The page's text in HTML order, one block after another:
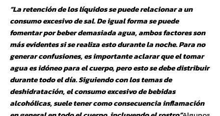
“La retención de los líquidos se puede relacionar a un
consumo excesivo de sal. De igual forma se puede
fomentar por beber demasiada agua, ambos factores son
más evidentes si se realiza esto durante la noche. Para no
generar confusiones, es importante aclarar que el tomar
agua es idóneo para el cuerpo, pero esto se debe distribuir
durante todo el día. Siguiendo con los temas de
deshidratación, el consumo excesivo de bebidas
alcohólicas, suele tener como consecuencia inflamación